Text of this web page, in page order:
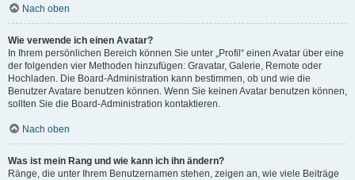
Nach oben
Wie verwende ich einen Avatar?
In Ihrem persönlichen Bereich können Sie unter „Profil“ einen Avatar über eine
der folgenden vier Methoden hinzufügen: Gravatar, Galerie, Remote oder
Hochladen. Die Board-Administration kann bestimmen, ob und wie die
Benutzer Avatare benutzen können. Wenn Sie keinen Avatar benutzen können,
sollten Sie die Board-Administration kontaktieren.
Nach oben
Was ist mein Rang und wie kann ich ihn ändern?
Ränge, die unter Ihrem Benutzernamen stehen, zeigen an, wie viele Beiträge